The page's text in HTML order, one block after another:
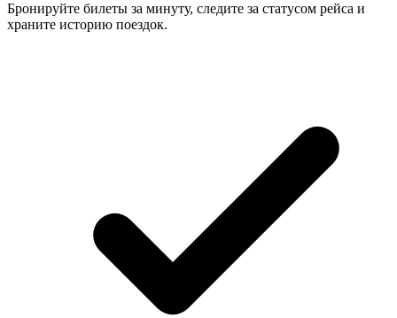
Бронируйте билеты за минуту, следите за статусом рейса и
храните историю поездок.